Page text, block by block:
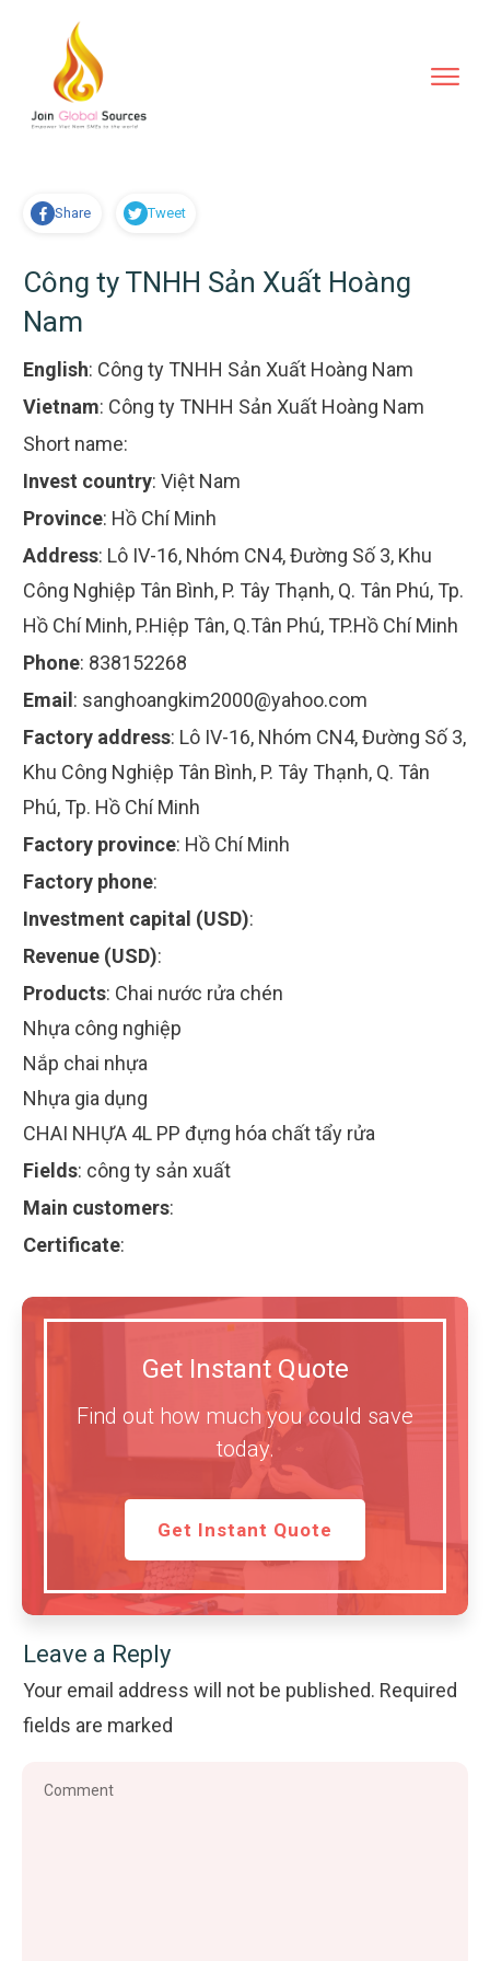
Share Tweet
Công ty TNHH Sản Xuất Hoàng
Nam
English: Công ty TNHH Sản Xuất Hoàng Nam
Vietnam: Công ty TNHH Sản Xuất Hoàng Nam
Short name:
Invest country: Việt Nam
Province: Hồ Chí Minh
Address: Lô IV-16, Nhóm CN4, Đường Số 3, Khu
Công Nghiệp Tân Bình, P. Tây Thạnh, Q. Tân Phú, Tp.
Hồ Chí Minh, P.Hiệp Tân, Q.Tân Phú, TP.Hồ Chí Minh
Phone: 838152268
Email : sanghoangkim2000@yahoo.com
Factory address: Lô IV-16, Nhóm CN4, Đường Số 3,
Khu Công Nghiệp Tân Bình, P. Tây Thạnh, Q. Tân
Phú, Tp. Hồ Chí Minh
Factory province: Hồ Chí Minh
Factory phone:
Investment capital (USD):
Revenue (USD):
Products: Chai nước rửa chén
Nhựa công nghiệp
Nắp chai nhựa
Nhựa gia dụng
CHAI NHỰA 4L PP đựng hóa chất tẩy rửa
Fields: công ty sản xuất
Main customers:
Certificate:
Get Instant Quote
Find out how much you could save
today.
Get Instant Quote
Leave a Reply
Your email address will not be published. Required
fields are marked